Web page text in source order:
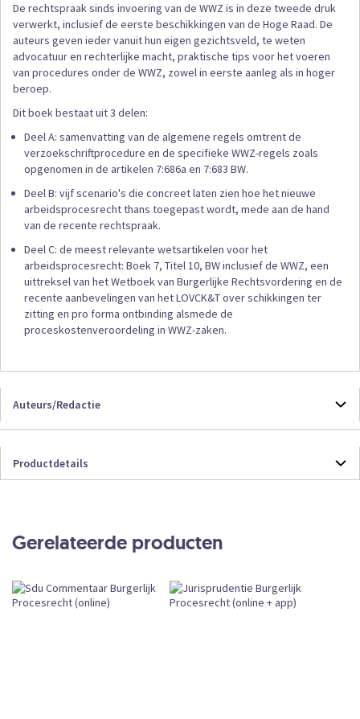
De rechtspraak sinds invoering van de WWZ is in deze tweede druk
verwerkt, inclusief de eerste beschikkingen van de Hoge Raad. De
auteurs geven ieder vanuit hun eigen gezichtsveld, te weten
advocatuur en rechterlijke macht, praktische tips voor het voeren
van procedures onder de WWZ, zowel in eerste aanleg als in hoger
beroep.
Dit boek bestaat uit 3 delen:
Deel A: samenvatting van de algemene regels omtrent de
verzoekschriftprocedure en de specifieke WWZ-regels zoals
opgenomen in de artikelen 7:686a en 7:683 BW.
Deel B: vijf scenario's die concreet laten zien hoe het nieuwe
arbeidsprocesrecht thans toegepast wordt, mede aan de hand
van de recente rechtspraak.
Deel C: de meest relevante wetsartikelen voor het
arbeidsprocesrecht: Boek 7, Titel 10, BW inclusief de WWZ, een
uittreksel van het Wetboek van Burgerlijke Rechtsvordering en de
recente aanbevelingen van het LOVCK&T over schikkingen ter
zitting en pro forma ontbinding alsmede de
proceskostenveroordeling in WWZ-zaken.
Auteurs/Redactie
Mr.W.J.J.Wetzels
Productdetails
242
2e herziene druk
Wetenschappelijk Boek
Gerelateerde producten